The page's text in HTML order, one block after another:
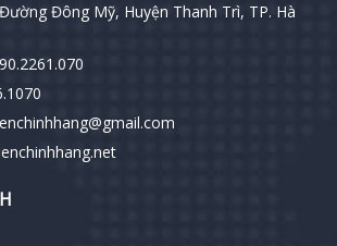
Đông Mỹ, Huyện Thanh Trì, TP. Hà